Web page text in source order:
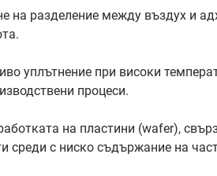
на разделение между въздух и
уплътнение при високи
процеси.
на пластини (wafer),
среди с ниско съдържание на